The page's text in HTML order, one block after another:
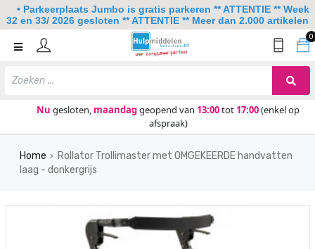
0
Nu gesloten, maandaggeopend van 13:00tot 17:00(enkel op
afspraak)
Home
Keuken
Home › Rollator Trollimaster met OMGEKEERDE handvatten
laag - donkergrijs
• Parkeerplaats Jumbo is gratis parkeren ** ATTENTIE ** Week
32 en 33/ 2026 gesloten ** ATTENTIE ** Meer dan 2.000 artikelen